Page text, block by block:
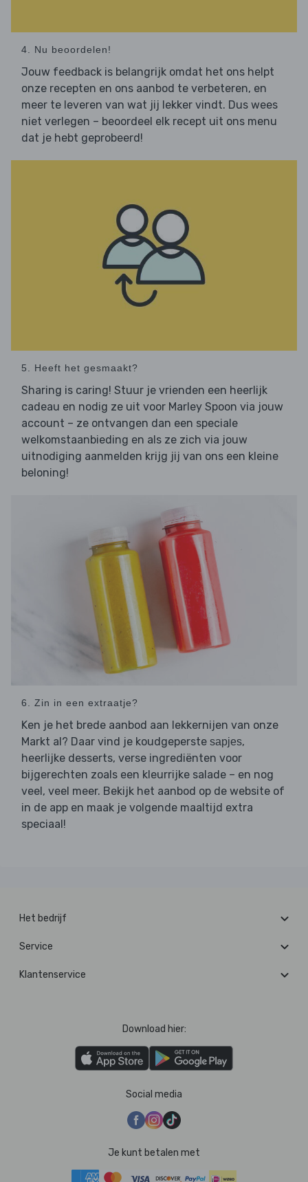
4. Nu beoordelen!
Jouw feedback is belangrijk omdat het ons helpt
onze recepten en ons aanbod te verbeteren, en
meer te leveren van wat jij lekker vindt. Dus wees
niet verlegen – beoordeel elk recept uit ons menu
dat je hebt geprobeerd!
5. Heeft het gesmaakt?
Sharing is caring! Stuur je vrienden een heerlijk
cadeau en nodig ze uit voor Marley Spoon via jouw
account – ze ontvangen dan een speciale
welkomstaanbieding en als ze zich via jouw
uitnodiging aanmelden krijg jij van ons een kleine
beloning!
6. Zin in een extraatje?
Ken je het brede aanbod aan lekkernijen van onze
Markt al? Daar vind je koudgeperste sapjes,
heerlijke desserts, verse ingrediënten voor
bijgerechten zoals een kleurrijke salade – en nog
veel, veel meer. Bekijk het aanbod op de website of
in de app en maak je volgende maaltijd extra
speciaal!
Het bedrijf
Service
Klantenservice
Download hier:
Social media
Je kunt betalen met